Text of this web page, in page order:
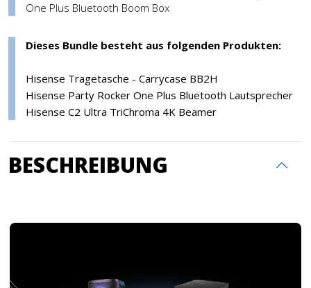
One Plus Bluetooth Boom Box
Dieses Bundle besteht aus folgenden Produkten:
Hisense Tragetasche - Carrycase BB2H
Hisense Party Rocker One Plus Bluetooth Lautsprecher
Hisense C2 Ultra TriChroma 4K Beamer
BESCHREIBUNG